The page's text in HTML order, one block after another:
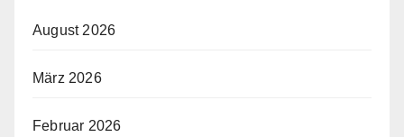
August 2026
März 2026
Februar 2026